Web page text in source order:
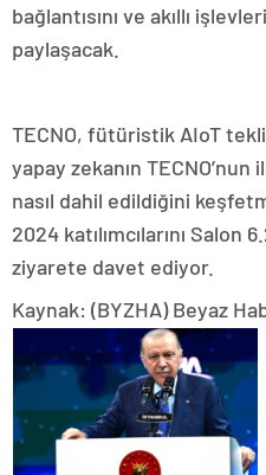
bağlantısını ve akıllı
paylaşacak.
TECNO, fütüristik AIoT
yapay zekanın
nasıl dahil edildiğini
2024 katılımcılarını Salon
ziyarete davet ediyor.
Kaynak: (BYZHA) Beyaz